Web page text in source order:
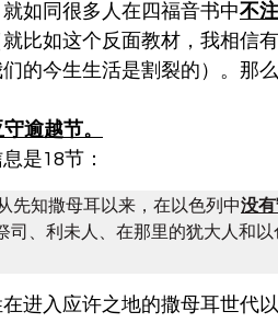
就如同很多人在四福音书中不
比如这个反面教材，我相信
的今生生活是割裂的）。那
逾越节。
是18节：
先知撒母耳以来，在以色列中没
司、利未人、在那里的犹大人和
进入应许之地的撒母耳世代